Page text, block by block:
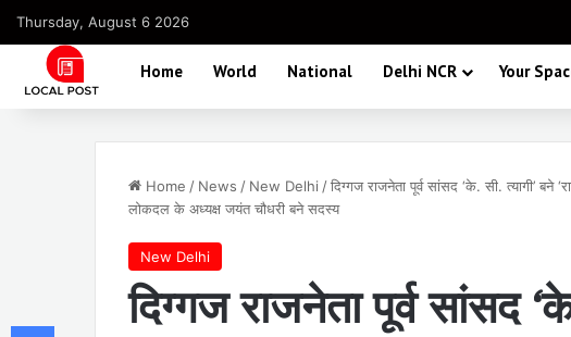
Thursday, August 6 2026
Home World National Delhi NCR Your
Home / News / New Delhi /दिग्गज राजनेता पूर्व सांसद ‘के. सी. त्यागी’ बने
लोकदल के अध्यक्ष जयंत चौधरी बने सदस्य
New Delhi
दिग्गज राजनेता पूर्व सांसद
Facebook